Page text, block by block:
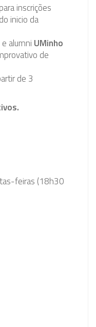
inscrições
inicio da
alumni UMinho
de
de 3
feiras (18h30